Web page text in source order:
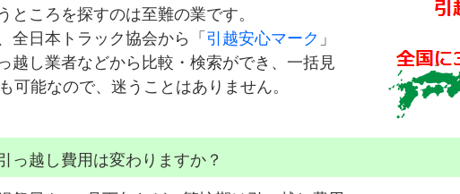
ところを探すのは至難の業です。
全日本トラック協会から「 引越安心マーク 」
越し業者などから比較・検索ができ、一括見
可能なので、迷うことはありません。
っ越し費用は変わりますか？